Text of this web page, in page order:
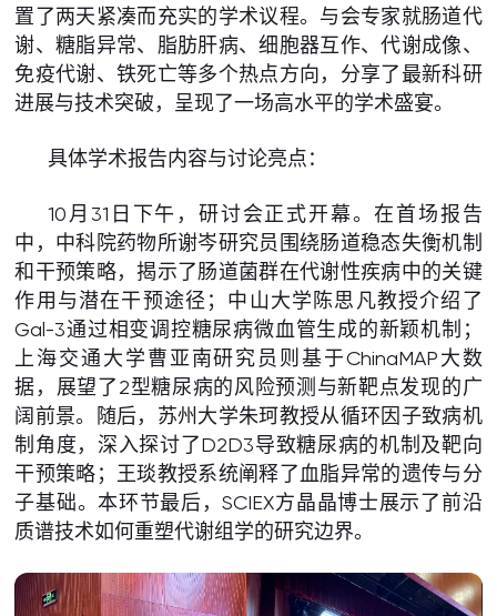
置了两天紧凑而充实的学术议程。与会专家就肠道代
谢、糖脂异常、脂肪肝病、细胞器互作、代谢成像、
免疫代谢、铁死亡等多个热点方向，分享了最新科研
进展与技术突破，呈现了一场高水平的学术盛宴。
具体学术报告内容与讨论亮点：
10月31日下午，研讨会正式开幕。在首场报告
中，中科院药物所谢岑研究员围绕肠道稳态失衡机制
和干预策略，揭示了肠道菌群在代谢性疾病中的关键
作用与潜在干预途径；中山大学陈思凡教授介绍了
Gal-3通过相变调控糖尿病微血管生成的新颖机制；
上海交通大学曹亚南研究员则基于ChinaMAP大数
据，展望了2型糖尿病的风险预测与新靶点发现的广
阔前景。随后，苏州大学朱珂教授从循环因子致病机
制角度，深入探讨了D2D3导致糖尿病的机制及靶向
干预策略；王琰教授系统阐释了血脂异常的遗传与分
子基础。本环节最后，SCIEX方晶晶博士展示了前沿
质谱技术如何重塑代谢组学的研究边界。